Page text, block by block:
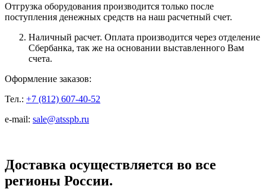
Отгрузка оборудования производится только после
поступления денежных средств на наш расчетный счет.
Наличный расчет. Оплата производится через отделение
Сбербанка, так же на основании выставленного Вам
счета.
Оформление заказов:
Тел.: +7 (812) 607-40-52
e-mail: sale@atsspb.ru
Доставка осуществляется во все
регионы России.